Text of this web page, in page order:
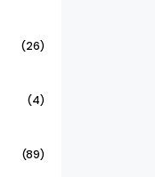
(26)
(4)
(89)